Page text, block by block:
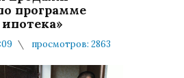
программе
просмотров: 2863
обеспечение